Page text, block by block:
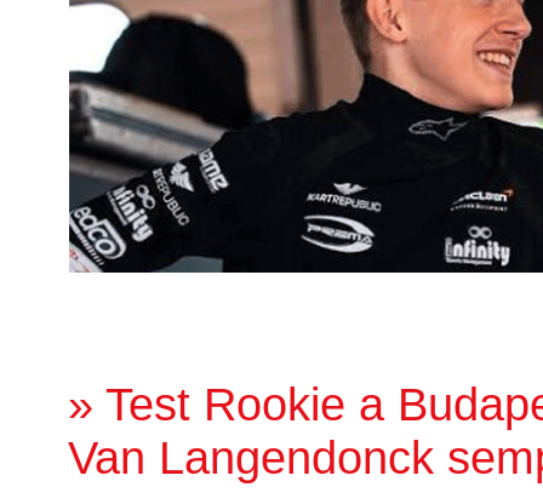
» Test Rookie a
Van Langendonck